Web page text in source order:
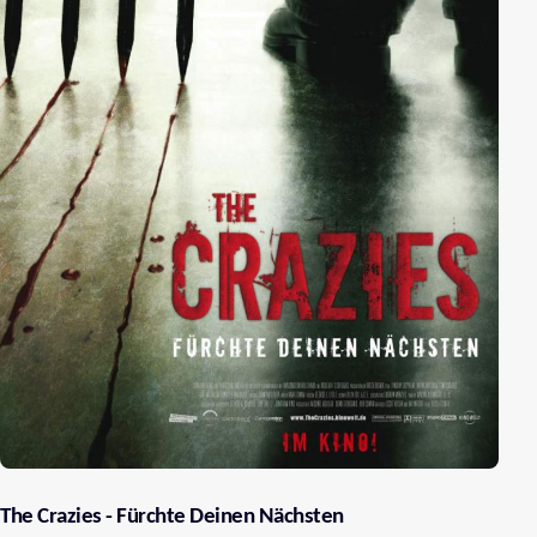
The Crazies - Fürchte Deinen Nächsten